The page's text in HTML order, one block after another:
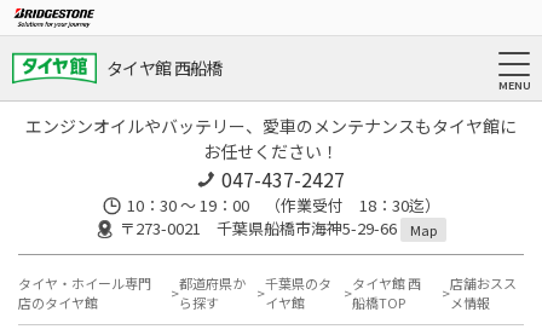
タイヤ館 西船橋
エンジンオイルやバッテリー、愛車のメンテナンスもタイヤ館に
お任せください！
047-437-2427
10：30 ～ 19：00 （作業受付 18：30迄）
〒273-0021 千葉県船橋市海神5-29-66
Map
タイヤ・ホイール専門
店のタイヤ館
都道府県か
ら探す
千葉県のタ
イヤ館
タイヤ館 西
船橋TOP
店舗おスス
メ情報